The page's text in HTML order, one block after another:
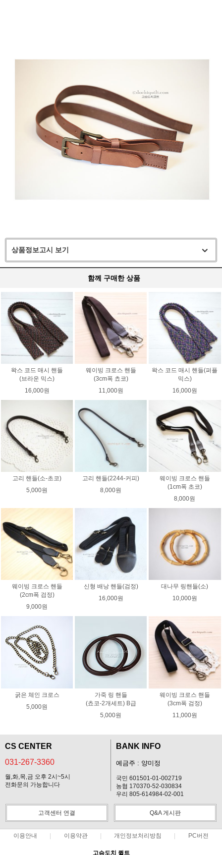
상품정보고시 보기
함께 구매한 상품
왁스 코드 매시 핸들
(브라운 믹스)
16,000원
웨이빙 크로스 핸들
(3cm폭 쵸코)
11,000원
왁스 코드 매시 핸들(퍼플
믹스)
16,000원
고리 핸들(소-초코)
5,000원
고리 핸들(2244-커피)
8,000원
웨이빙 크로스 핸들
(1cm폭 초코)
8,000원
웨이빙 크로스 핸들
(2cm폭 검정)
9,000원
신형 배낭 핸들(검정)
16,000원
대나무 링핸들(소)
10,000원
굵은 체인 크로스
5,000원
가죽 링 핸들
(쵸코-2개세트) B급
5,000원
웨이빙 크로스 핸들
(3cm폭 검정)
11,000원
CS CENTER
031-267-3360
월,화,목,금 오후 2시~5시
전화문의 가능합니다
BANK INFO
예금주 : 양미정
국민 601501-01-002719
농협 170370-52-030834
우리 805-614984-02-001
고객센터 연결 Q&A 게시판
이용안내 이용약관 개인정보처리방침 PC버전
고슴도치 퀼트